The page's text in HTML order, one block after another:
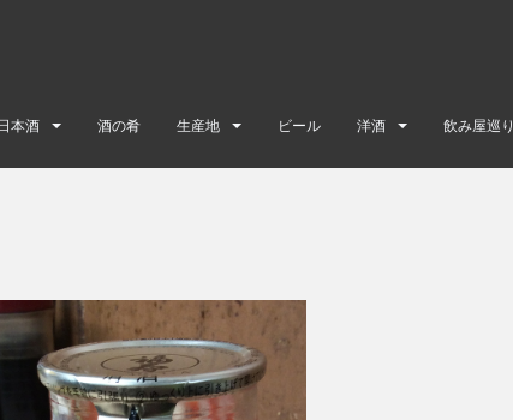
日本酒 酒の肴 生産地 ビール 洋酒 飲み屋巡り